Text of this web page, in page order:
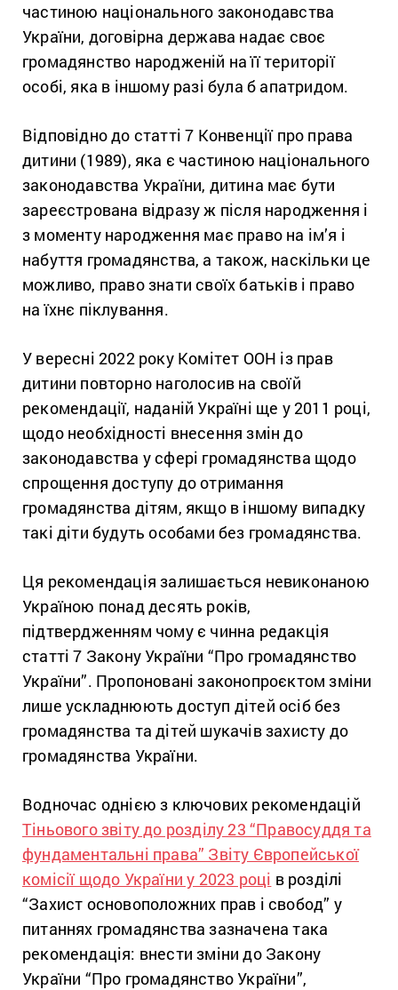
частиною національного законодавства
України, договірна держава надає своє
громадянство народженій на її території
особі, яка в іншому разі була б апатридом.
Відповідно до статті 7 Конвенції про права
дитини (1989), яка є частиною національного
законодавства України, дитина має бути
зареєстрована відразу ж після народження і
з моменту народження має право на ім’я і
набуття громадянства, а також, наскільки це
можливо, право знати своїх батьків і право
на їхнє піклування.
У вересні 2022 року Комітет ООН із прав
дитини повторно наголосив на своїй
рекомендації, наданій Україні ще у 2011 році,
щодо необхідності внесення змін до
законодавства у сфері громадянства щодо
спрощення доступу до отримання
громадянства дітям, якщо в іншому випадку
такі діти будуть особами без громадянства.
Ця рекомендація залишається невиконаною
Україною понад десять років,
підтвердженням чому є чинна редакція
статті 7 Закону України “Про громадянство
України”. Пропоновані законопроєктом зміни
лише ускладнюють доступ дітей осіб без
громадянства та дітей шукачів захисту до
громадянства України.
Водночас однією з ключових рекомендацій
Тіньового звіту до розділу 23 “Правосуддя та
фундаментальні права” Звіту Європейської
комісії щодо України у 2023 році в розділі
“Захист основоположних прав і свобод” у
питаннях громадянства зазначена така
рекомендація: внести зміни до Закону
України “Про громадянство України”,